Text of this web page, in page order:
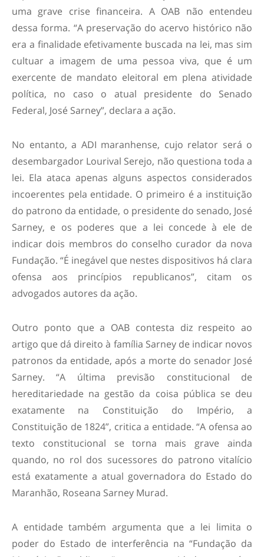
uma grave crise financeira. A OAB não entendeu
dessa forma. “A preservação do acervo histórico não
era a finalidade efetivamente buscada na lei, mas sim
cultuar a imagem de uma pessoa viva, que é um
exercente de mandato eleitoral em plena atividade
política, no caso o atual presidente do Senado
Federal, José Sarney”, declara a ação.
No entanto, a ADI maranhense, cujo relator será o
desembargador Lourival Serejo, não questiona toda a
lei. Ela ataca apenas alguns aspectos considerados
incoerentes pela entidade. O primeiro é a instituição
do patrono da entidade, o presidente do senado, José
Sarney, e os poderes que a lei concede à ele de
indicar dois membros do conselho curador da nova
Fundação. “É inegável que nestes dispositivos há clara
ofensa aos princípios republicanos”, citam os
advogados autores da ação.
Outro ponto que a OAB contesta diz respeito ao
artigo que dá direito à família Sarney de indicar novos
patronos da entidade, após a morte do senador José
Sarney. “A última previsão constitucional de
hereditariedade na gestão da coisa pública se deu
exatamente na Constituição do Império, a
Constituição de 1824”, critica a entidade. “A ofensa ao
texto constitucional se torna mais grave ainda
quando, no rol dos sucessores do patrono vitalício
está exatamente a atual governadora do Estado do
Maranhão, Roseana Sarney Murad.
A entidade também argumenta que a lei limita o
poder do Estado de interferência na “Fundação da